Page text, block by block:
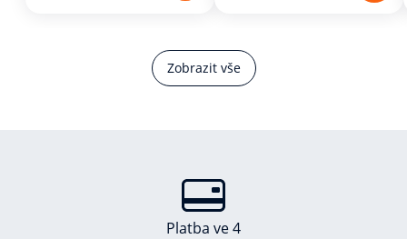
Zobrazit vše
Platba ve 4